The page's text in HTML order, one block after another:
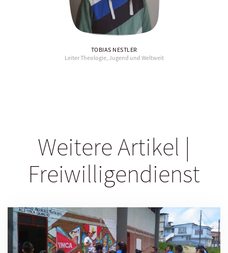
TOBIAS NESTLER
Leiter Theologie, Jugend und Weltweit
Weitere Artikel |
Freiwilligendienst